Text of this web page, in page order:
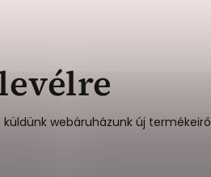
webáruházunk új